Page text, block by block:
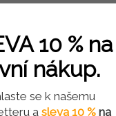
10 % na
nákup.
se k našemu
asleva 10 % na